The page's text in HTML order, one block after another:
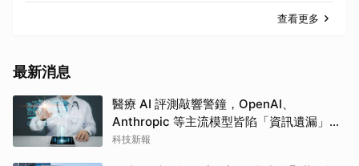
查看更多
最新消息
醫療 AI 評測敲響警鐘，OpenAI、
Anthropic 等主流模型皆陷「資訊遺漏」盲
點
科技新報